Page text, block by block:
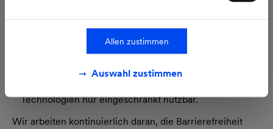
Allen zustimmen
Auswahl zustimmen
programmatisch korrekt aus, was die Nutzung mit
Nicht barrierefreie PDF-Dokumente
Einige auf der Website bereitgestellte PDF-Dateien
entsprechen noch nicht den Anforderungen an
Technologien nur eingeschränkt nutzbar.
Wir arbeiten kontinuierlich daran, die Barrierefreiheit